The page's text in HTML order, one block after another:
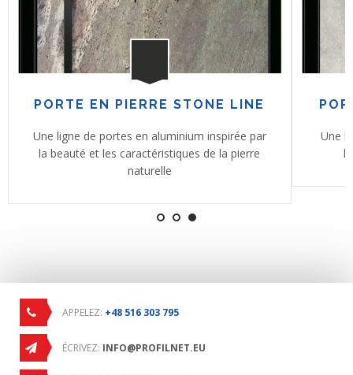
Une
PORTE EN PIERRE STONE LINE
Une ligne de portes en aluminium inspirée par
la beauté et les caractéristiques de la pierre
naturelle
APPELEZ: +48 516 303 795
ÉCRIVEZ: INFO@PROFILNET.EU